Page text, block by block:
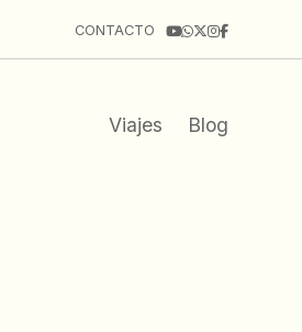
CONTACTO
Viajes Blog